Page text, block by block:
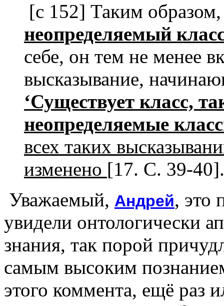
[с 152] Таким
неопределяемый
себе, он тем не менее
высказывание,
‘Существует класс,
неопределяемые
всех таких
изменено [17. С. 39-40].
Уважаемый, Андрей, это
увидели онтологически
знания, так порой
самым высоким
этого коммента, ещё раз